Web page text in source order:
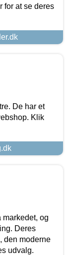
for at se deres
De har et
Klik
markedet, og
Deres
den moderne
udvalg.